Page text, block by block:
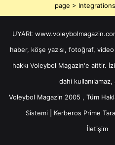
page >
UYARI:
haber, köşe yazısı, fotoğraf,
hakkı Voleybol Magazin'e aittir.
dahi kullanılamaz,
Voleybol Magazin 2005 , Tüm
Sistemi
Kerberos Prime
İletişim